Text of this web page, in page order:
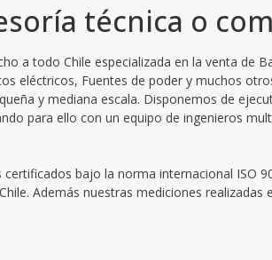
técnica o
a todo Chile especializada en la venta de
eléctricos, Fuentes de poder y muchos
y mediana escala. Disponemos de
para ello con un equipo de ingenieros
bajo la norma internacional ISO
Además nuestras mediciones realizadas